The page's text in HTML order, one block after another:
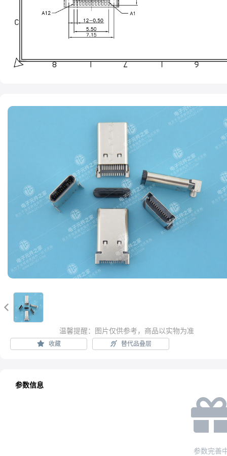

温馨提醒：图片仅供参考，商品以实物为准
收藏 替代品叠层
参数信息
参数完善